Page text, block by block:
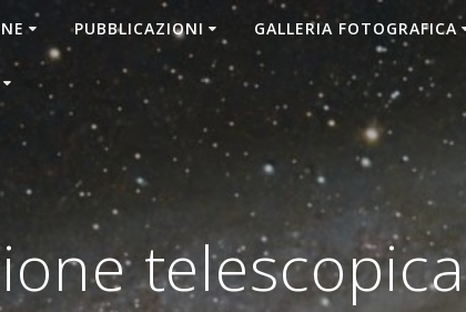
PUBBLICAZIONI GALLERIA FOTOGRAFICA
telescopica